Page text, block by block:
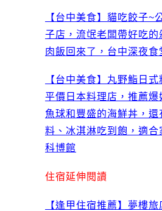
【台中美食】貓吃餃子~
子店，流氓老闆帶好吃的
肉飯回來了，台中深夜食
【台中美食】丸野鮨日
平價日本料理店，推薦爆
魚球和豐盛的海鮮丼，還
料、冰淇淋吃到飽，適合
科博館
住宿延伸閱讀
【逢甲住宿推薦】夢樓